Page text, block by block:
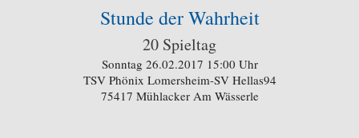
Stunde der Wahrheit
20 Spieltag
Sonntag 26.02.2017 15:00 Uhr
TSV Phönix Lomersheim-SV Hellas94
75417 Mühlacker Am Wässerle